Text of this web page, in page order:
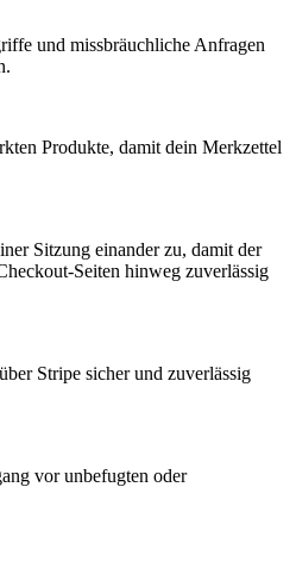
und missbräuchliche Anfragen
Produkte, damit dein Merkzettel
Sitzung einander zu, damit der
Seiten hinweg zuverlässig
Stripe sicher und zuverlässig
vor unbefugten oder